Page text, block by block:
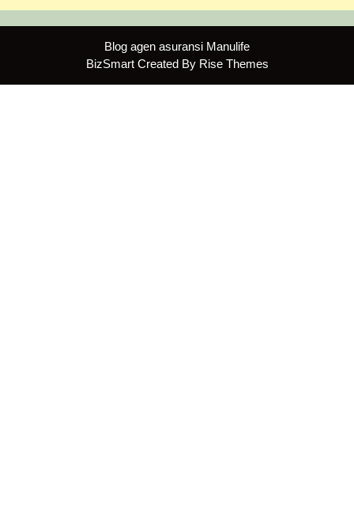
Blog agen asuransi Manulife
BizSmart Created By Rise Themes